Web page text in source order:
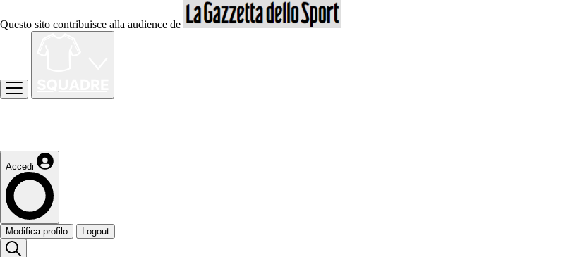
Questo sito contribuisce alla audience de
Accedi
Modifica profilo Logout